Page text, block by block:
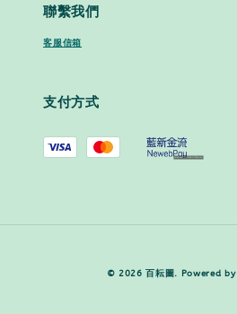
聯繫我們
客服信箱
支付方式
© 2026 百耘圖. Powered by